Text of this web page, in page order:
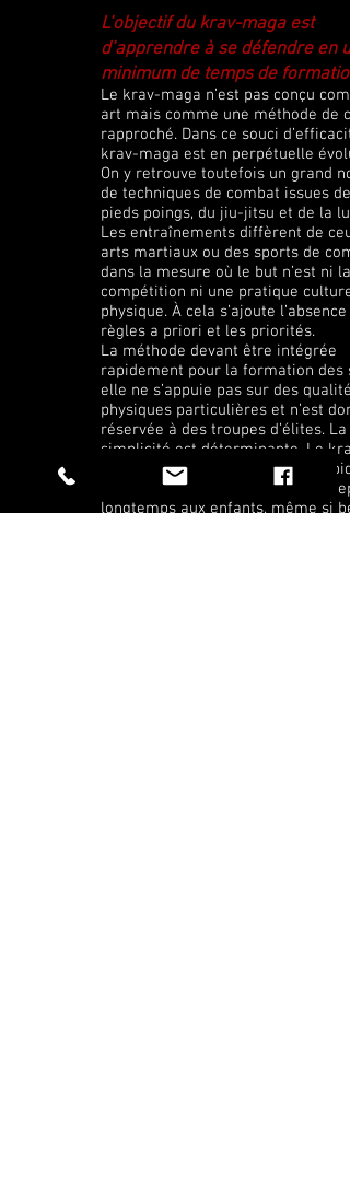
L’objectif du krav-maga est
d’apprendre à se défendre en un
minimum de temps de
Le krav-maga n’est pas conçu
art mais comme une méthode de
rapproché. Dans ce souci
krav-maga est en perpétuelle
On y retrouve toutefois un grand
de techniques de combat issues de
pieds poings, du jiu-jitsu et de la
Les entraînements diffèrent de
arts martiaux ou des sports de
dans la mesure où le but n’est ni la
compétition ni une pratique
physique. À cela s’ajoute l’absence
règles a priori et les priorités.
La méthode devant être intégrée
rapidement pour la formation des
elle ne s’appuie pas sur des qualités
physiques particulières et n’est
réservée à des troupes d’élites. La
simplicité est déterminante. Le
est basé sur les réflexes et la
d’action. Des cours sont donnés
longtemps aux enfants, même si